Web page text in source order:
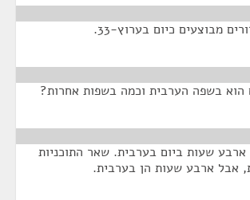
בשפה הערבית וכמה בשפות אחרות?
ארבע שעות ביום בערבית. שאר התוכניות
אבל ארבע שעות הן בערבית.